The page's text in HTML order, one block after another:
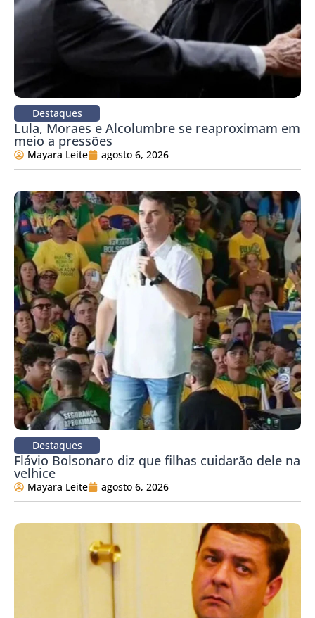
Destaques
Lula, Moraes e Alcolumbre se reaproximam em
meio a pressões
Mayara Leite agosto 6, 2026
Destaques
Flávio Bolsonaro diz que filhas cuidarão dele na
velhice
Mayara Leite agosto 6, 2026